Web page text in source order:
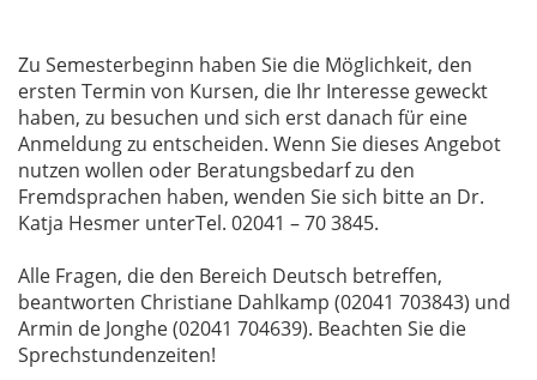
Zu Semesterbeginn haben Sie die Möglichkeit, den
ersten Termin von Kursen, die Ihr Interesse geweckt
haben, zu besuchen und sich erst danach für eine
Anmeldung zu entscheiden. Wenn Sie dieses Angebot
nutzen wollen oder Beratungsbedarf zu den
Fremdsprachen haben, wenden Sie sich bitte an Dr.
Katja Hesmer unterTel. 02041 – 70 3845.
Alle Fragen, die den Bereich Deutsch betreffen,
beantworten Christiane Dahlkamp (02041 703843) und
Armin de Jonghe (02041 704639). Beachten Sie die
Sprechstundenzeiten!